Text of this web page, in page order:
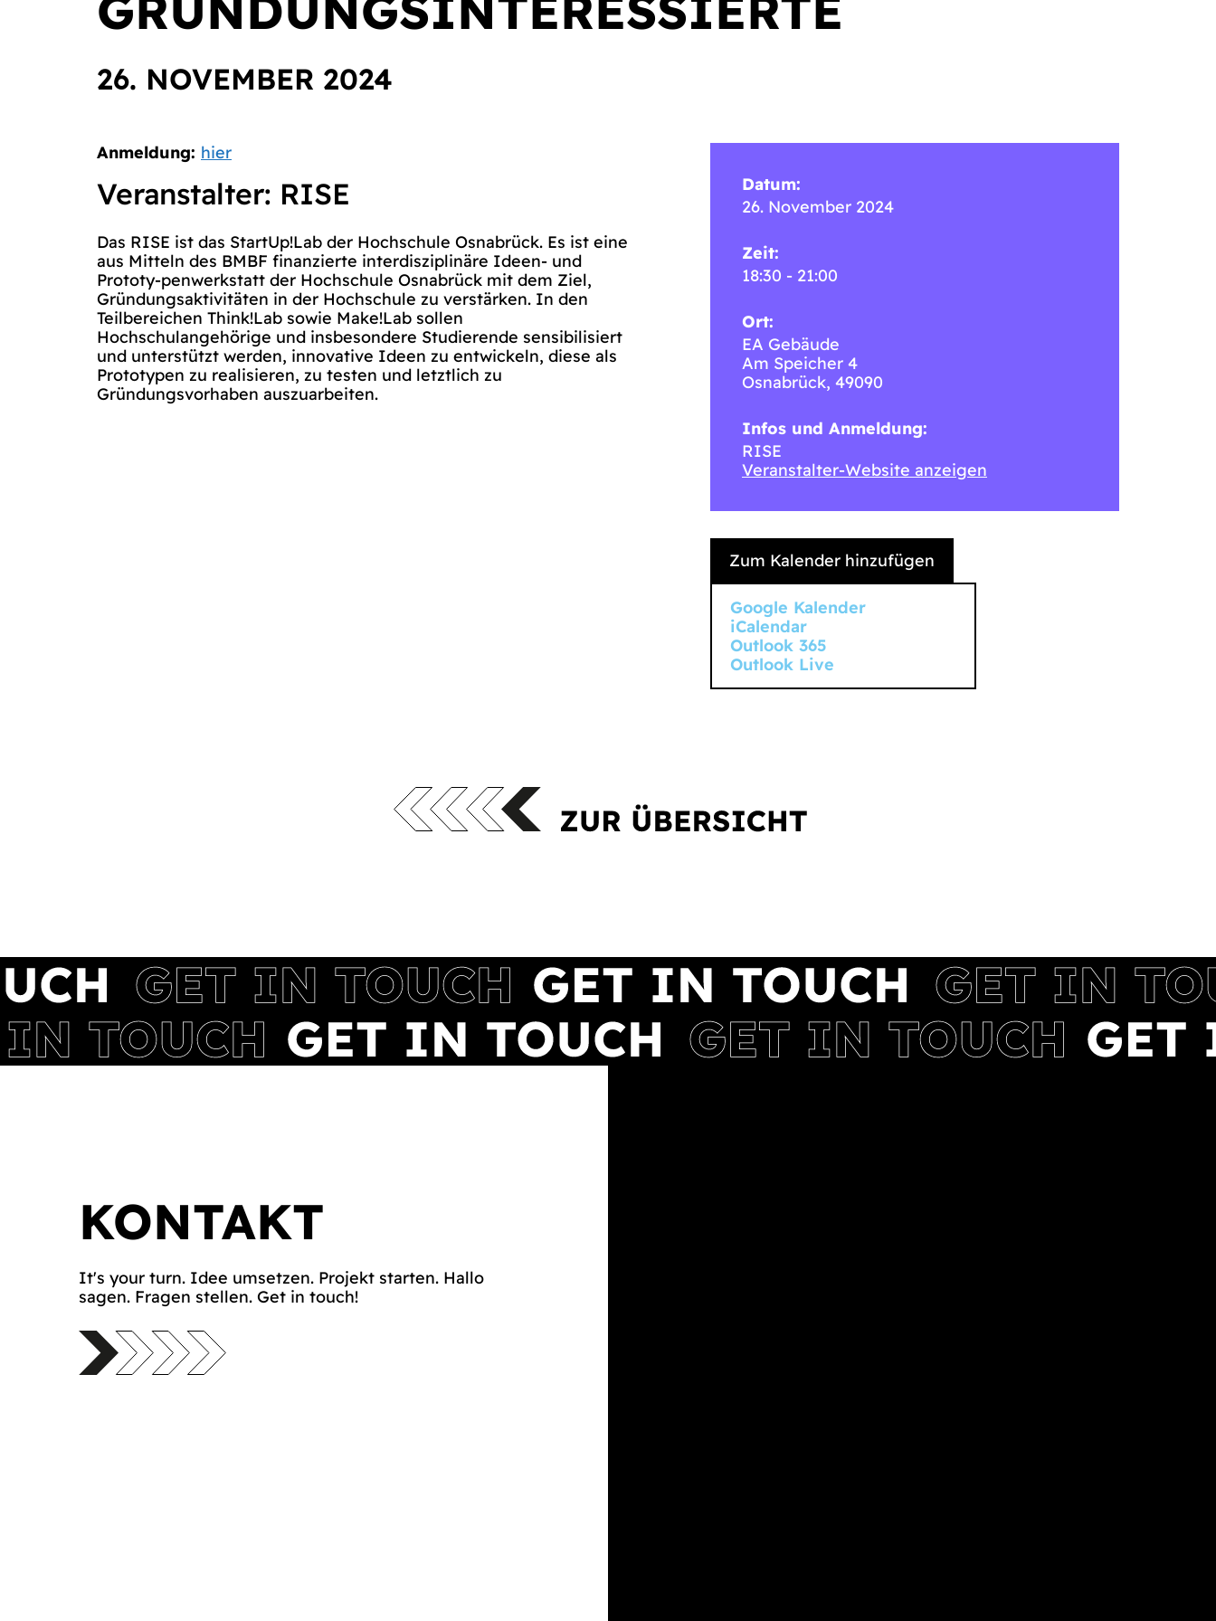
26. NOVEMBER 2024
Anmeldung: hier
Veranstalter: RISE
Das RISE ist das StartUp!Lab der Hochschule Osnabrück. Es ist eine
aus Mitteln des BMBF finanzierte interdisziplinäre Ideen- und
Prototy-penwerkstatt der Hochschule Osnabrück mit dem Ziel,
Gründungsaktivitäten in der Hochschule zu verstärken. In den
Teilbereichen Think!Lab sowie Make!Lab sollen
Hochschulangehörige und insbesondere Studierende sensibilisiert
und unterstützt werden, innovative Ideen zu entwickeln, diese als
Prototypen zu realisieren, zu testen und letztlich zu
Gründungsvorhaben auszuarbeiten.
Datum:
26. November 2024
Zeit:
18:30 - 21:00
Ort:
EA Gebäude
Am Speicher 4
Osnabrück, 49090
Infos und Anmeldung:
RISE
Veranstalter-Website anzeigen
Zum Kalender hinzufügen
Google Kalender
iCalendar
Outlook 365
Outlook Live
KONTAKT
It's your turn. Idee umsetzen. Projekt starten. Hallo
sagen. Fragen stellen. Get in touch!